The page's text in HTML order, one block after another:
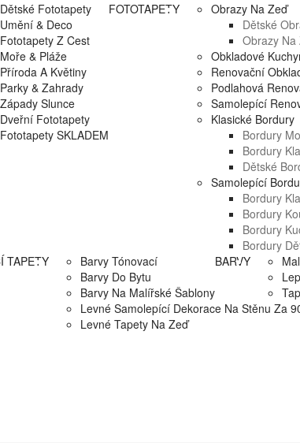
FOTOTAPETY
Dětské Fototapety
Umění & Deco
Fototapety Z Cest
Moře & Pláže
Příroda A Květiny
Parky & Zahrady
Západy Slunce
Dveřní Fototapety
Fototapety SKLADEM
Obrazy Na Zeď
Dětské
Obrazy Na
Obkladové
Renovační
Podlahová
Samolepící
Klasické Bordury
Bordury
Bordury
Dětské
Samolepící
Bordury
Bordury
Bordury
Bordury
TAPETY
BARVY
Barvy Tónovací
Barvy Do Bytu
Barvy Na Malířské Šablony
Levné Samolepící Dekorace Na Stěnu Za
Levné Tapety Na Zeď